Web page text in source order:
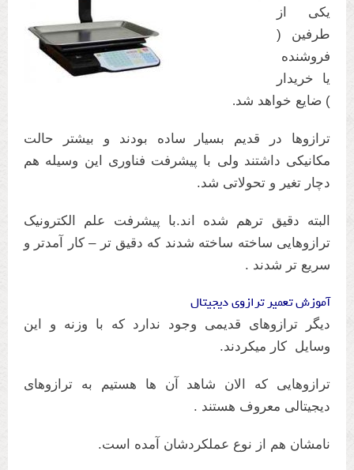
یکی از
طرفین (
فروشنده
یا خریدار
) ضایع خواهد شد.
ترازوها در قدیم بسیار ساده بودند و بیشتر حالت
مکانیکی داشتند ولی با پیشرفت فناوری این وسیله هم
دچار تغیر و تحولاتی شد.
البته دقیق ترهم شده اند.با پیشرفت علم الکترونیک
ترازوهایی ساخته ساخته شدند که دقیق تر – کار آمدتر و
سریع تر شدند .
آموزش تعمیر ترازوی دیجیتال
دیگر ترازوهای قدیمی وجود ندارد که با وزنه و این
وسایل کار میکردند.
ترازوهایی که الان شاهد آن ها هستیم به ترازوهای
دیجیتالی معروف هستند .
نامشان هم از نوع عملکردشان آمده است.